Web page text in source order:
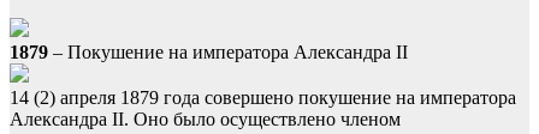
1879 – Покушение на императора Александра II
14 (2) апреля 1879 года совершено покушение на императора
Александра II. Оно было осуществлено членом